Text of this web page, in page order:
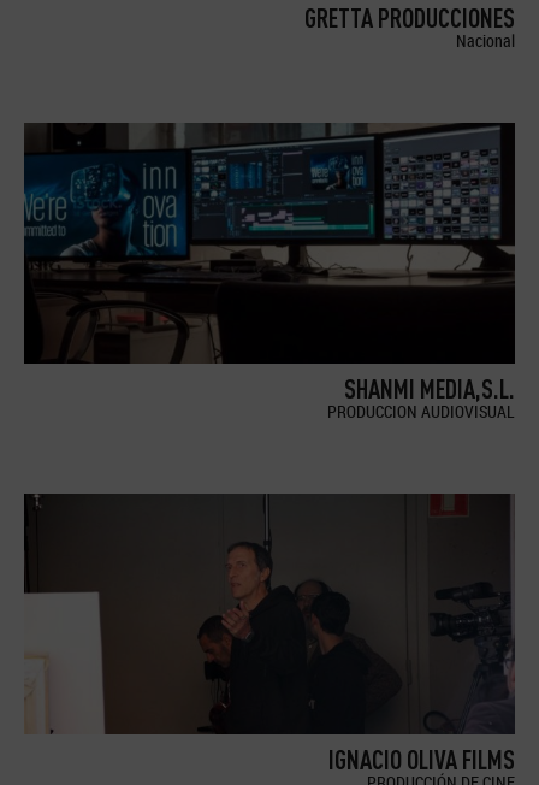
GRETTA PRODUCCIONES
Nacional
SHANMI MEDIA,S.L.
PRODUCCION AUDIOVISUAL
IGNACIO OLIVA FILMS